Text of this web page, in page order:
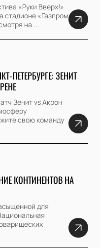
«Руки Вверх!»
стадионе «Газпром
на ...
ПЕТЕРБУРГЕ: ЗЕНИТ
Зенит vs Акрон
свою команду
КОНТИНЕНТОВ НА
для